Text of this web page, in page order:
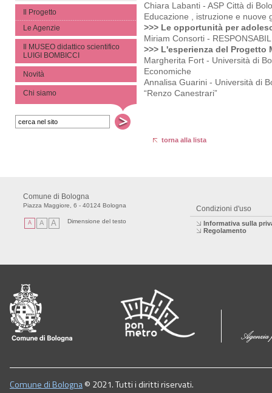
Il Progetto
Le Agenzie
Il MUSEO didattico scientifico
LUIGI BOMBICCI
Novità
Chi siamo
Chiara Labanti - ASP Città di
Educazione , istruzione e nuove
>>> Le opportunità per
Miriam Consorti -
>>> L'esperienza del Progetto
Margherita Fort - Università di
Economiche
Annalisa Guarini - Università di
“Renzo Canestrari”
torna alla lista
Comune di Bologna
Piazza Maggiore, 6 - 40124 Bologna
A A A Dimensione del testo
Condizioni d'uso
Informativa sulla
Regolamento
Comune di Bologna© 2021. Tutti i diritti riservati.